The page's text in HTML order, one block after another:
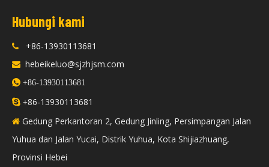
Hubungi kami
 +86-13930113681
 hebeikeluo@sjzhjsm.com
 +86-13930113681
 +86-13930113681
 Gedung Perkantoran 2, Gedung Jinling, Persimpangan Jalan
Yuhua dan Jalan Yucai, Distrik Yuhua, Kota Shijiazhuang,
Provinsi Hebei